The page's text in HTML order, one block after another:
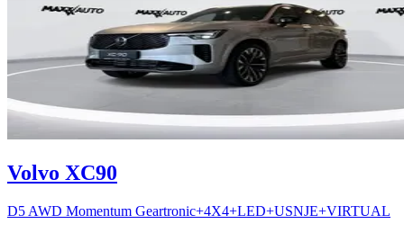
Volvo XC90
D5 AWD Momentum Geartronic+4X4+LED+USNJE+VIRTUAL